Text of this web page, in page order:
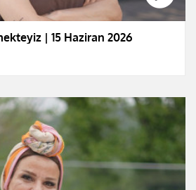
| 15 Haziran 2026